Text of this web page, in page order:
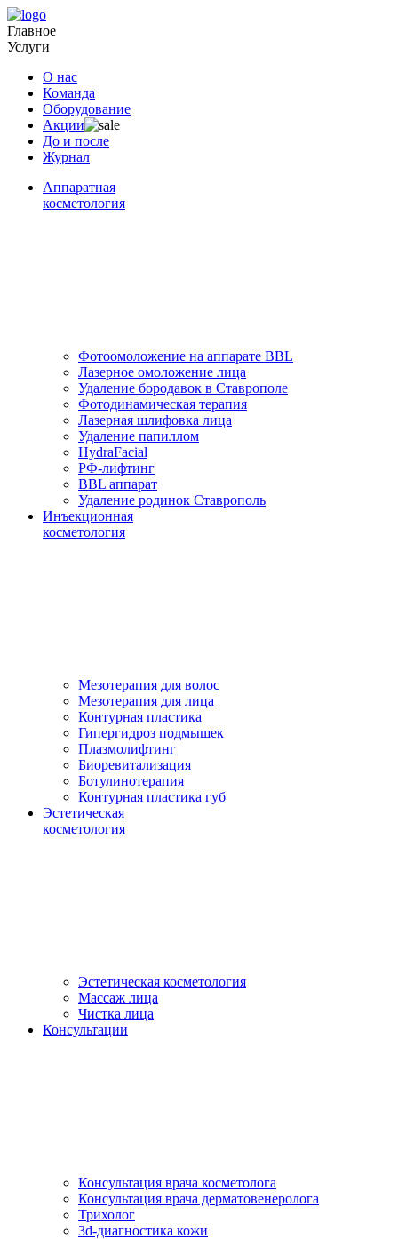
Главное
Услуги
О нас
Команда
Оборудование
Акции
До и после
Журнал
Аппаратная
косметология
Фотоомоложение на аппарате BBL
Лазерное омоложение лица
Удаление бородавок в Ставрополе
Фотодинамическая терапия
Лазерная шлифовка лица
Удаление папиллом
HydraFacial
РФ-лифтинг
BBL аппарат
Удаление родинок Ставрополь
Инъекционная
косметология
Мезотерапия для волос
Мезотерапия для лица
Контурная пластика
Гипергидроз подмышек
Плазмолифтинг
Биоревитализация
Ботулинотерапия
Контурная пластика губ
Эстетическая
косметология
Эстетическая косметология
Массаж лица
Чистка лица
Консультации
Консультация врача косметолога
Консультация врача дерматовенеролога
Трихолог
3d-диагностика кожи